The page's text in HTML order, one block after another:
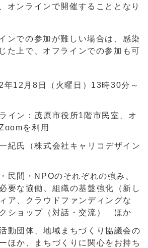
オンラインで開催することとなり
ンでの参加が難しい場合は、感染
た上で、オフラインでの参加も可
12月8日（火曜日）13時30分～
イン：茂原市役所1階市民室、オ
を利用
紀氏（株式会社キャリコデザイン
民間・NPOのそれぞれの強み、
要な協働、組織の基盤強化（新し
ア、クラウドファンディングな
ショップ（対話・交流） ほか
動団体、地域まちづくり協議会の
ほか、まちづくりに関心をお持ち